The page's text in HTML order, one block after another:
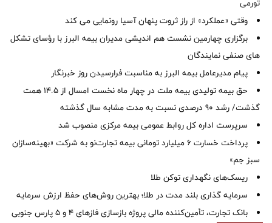
وقتی «عملکرد» از راز ثروت پنهان آسیا رونمایی می کند
برگزاری چهارمین نشست هم اندیشی مدیران بیمه البرز با رؤسای تشکل
های صنفی نمایندگان
پیام مدیرعامل بیمه البرز به مناسبت فرارسیدن روز خبرنگار
حق بیمه تولیدی بیمه ملت در چهار ماه نخست امسال از 14.5 همت
گذشت/ رشد 90 درصدی نسبت به مدت مشابه سال گذشته
سرپرست اداره كل روابط عمومی بیمه مركزی منصوب شد
پرداخت خسارت ۶ میلیارد تومانی بیمه تجارت‌نو به شرکت «بهینه‌سازان
سبز جم»
ریسک‌های نگهداری توکن طلا
سرمایه گذاری بلند مدت در طلا؛ بهترین روش‌های حفظ ارزش سرمایه
بانک تجارت، تأمین‌کننده مالی پروژه بازسازی فازهای ۴ و ۵ پارس جنوبی